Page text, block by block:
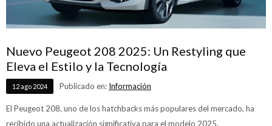
Nuevo Peugeot 208 2025: Un Restyling que
Eleva el Estilo y la Tecnología
12ago 2024 Publicado en: Información
El Peugeot 208, uno de los hatchbacks más populares del mercado, ha
recibido una actualización significativa para el modelo 2025.